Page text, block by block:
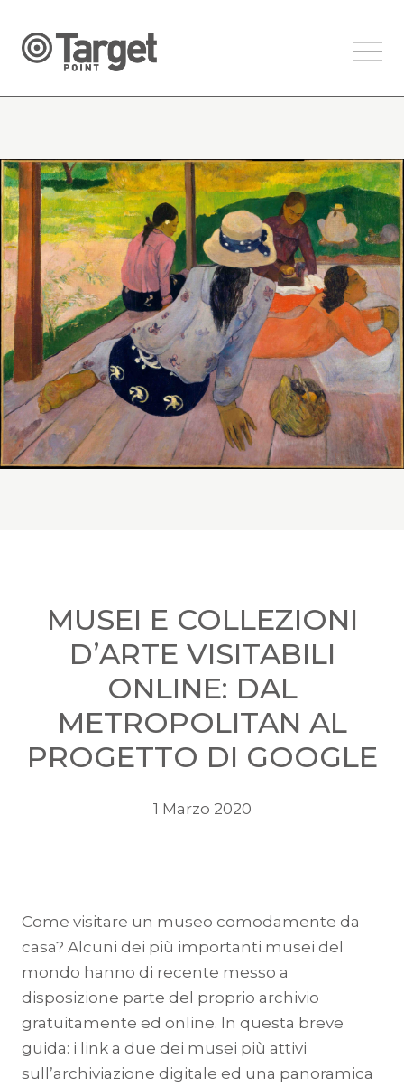
MUSEI E COLLEZIONI
D’ARTE VISITABILI
ONLINE: DAL
METROPOLITAN AL
PROGETTO DI GOOGLE
1 Marzo 2020
Come visitare un museo comodamente da
casa? Alcuni dei più importanti musei del
mondo hanno di recente messo a
disposizione parte del proprio archivio
gratuitamente ed online. In questa breve
guida: i link a due dei musei più attivi
sull’archiviazione digitale ed una panoramica